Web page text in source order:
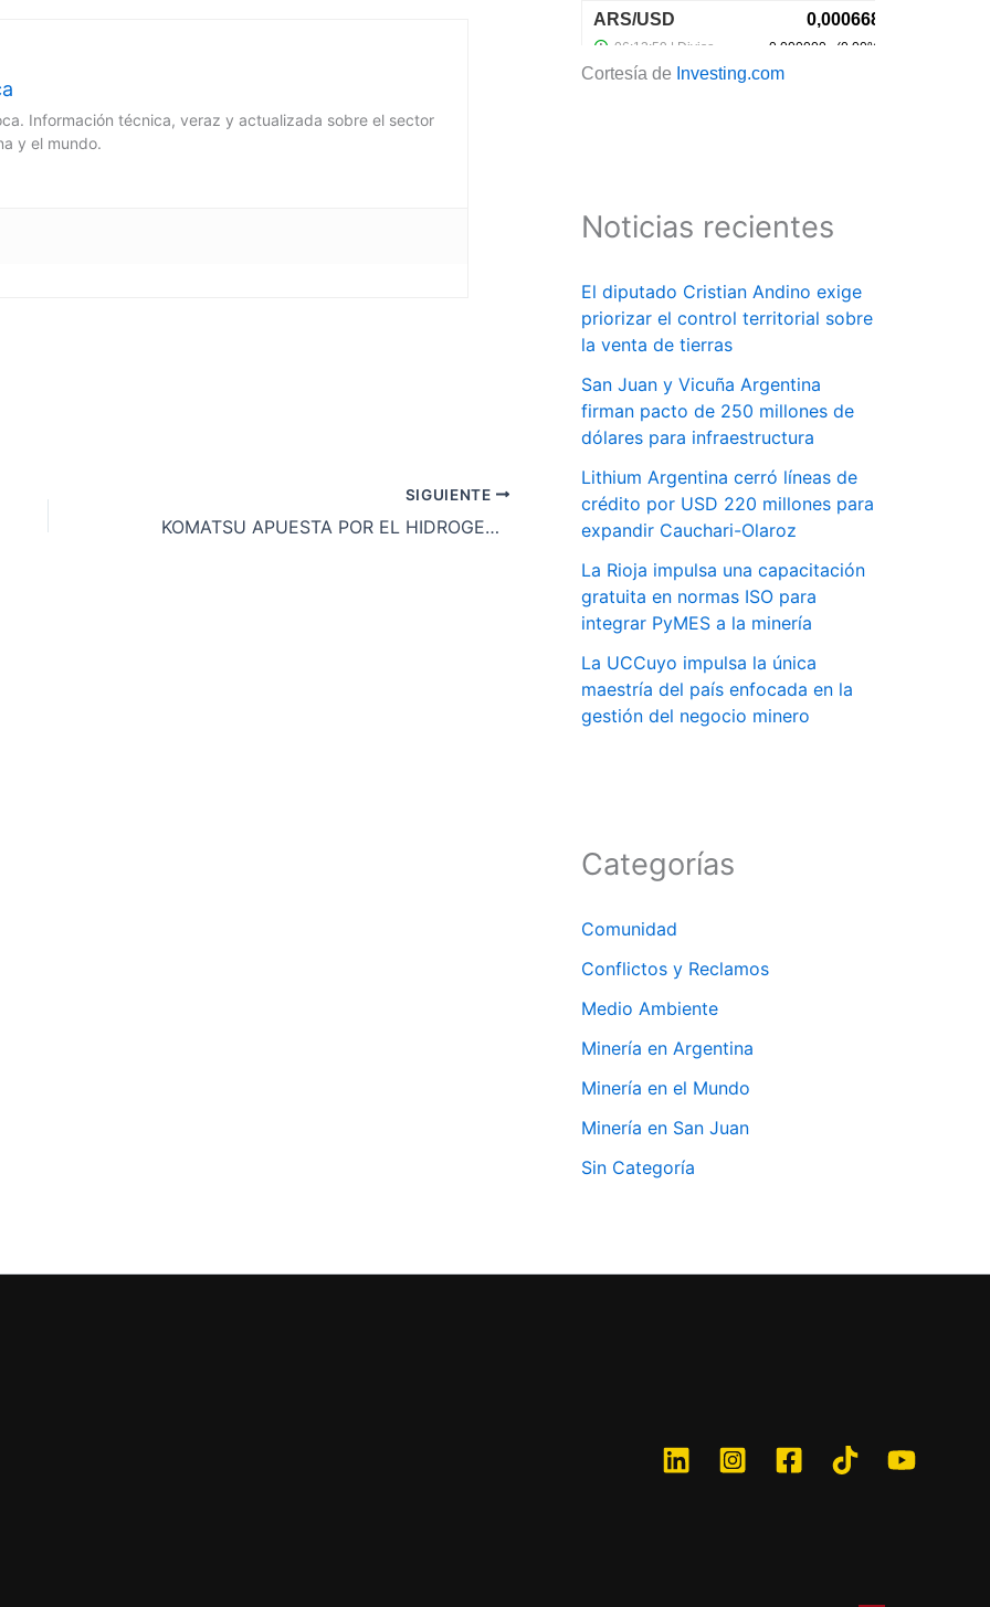
Información técnica, veraz y actualizada sobre el sector
y el mundo.
SIGUIENTE
KOMATSU APUESTA POR EL HIDROGENO
Cortesía de Investing.com
Noticias recientes
El diputado Cristian Andino exige
priorizar el control territorial sobre
la venta de tierras
San Juan y Vicuña Argentina
firman pacto de 250 millones de
dólares para infraestructura
Lithium Argentina cerró líneas de
crédito por USD 220 millones para
expandir Cauchari-Olaroz
La Rioja impulsa una capacitación
gratuita en normas ISO para
integrar PyMES a la minería
La UCCuyo impulsa la única
maestría del país enfocada en la
gestión del negocio minero
Categorías
Comunidad
Conflictos y Reclamos
Medio Ambiente
Minería en Argentina
Minería en el Mundo
Minería en San Juan
Sin Categoría